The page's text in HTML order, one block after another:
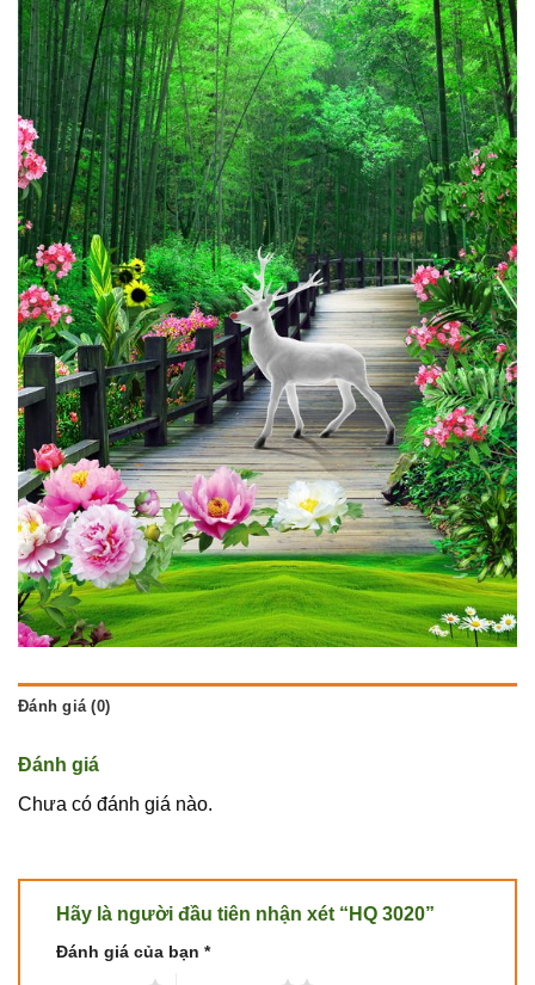
Đánh giá (0)
Đánh giá
Chưa có đánh giá nào.
Hãy là người đầu tiên nhận xét “HQ 3020”
Đánh giá của bạn *